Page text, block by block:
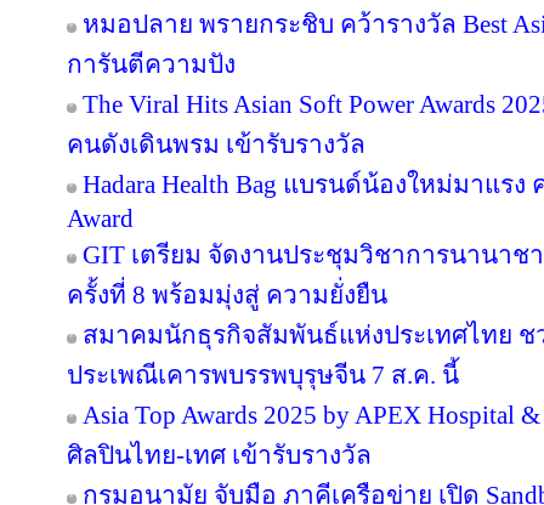
หมอปลาย พรายกระชิบ คว้ารางวัล Best
การันตีความปัง
The Viral Hits Asian Soft Power Awards
คนดังเดินพรม เข้ารับรางวัล
Hadara Health Bag แบรนด์น้องใหม่มาแรง
Award
GIT เตรียม จัดงานประชุมวิชาการนานา
ครั้งที่ 8 พร้อมมุ่งสู่ ความยั่งยืน
สมาคมนักธุรกิจสัมพันธ์แห่งประเทศไทย
ประเพณีเคารพบรรพบุรุษจีน 7 ส.ค. นี้
Asia Top Awards 2025 by APEX
ศิลปินไทย-เทศ เข้ารับรางวัล
กรมอนามัย จับมือ ภาคีเครือข่าย เปิด